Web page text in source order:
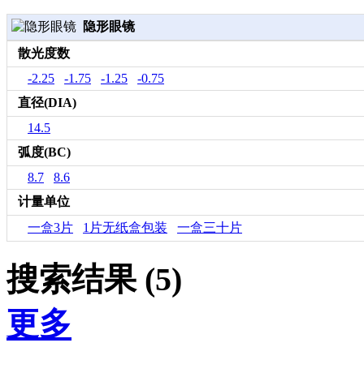
隐形眼镜
散光度数
-2.25
-1.75 -1.25
-0.75
直径(DIA)
14.5
弧度(BC)
8.7
8.6
计量单位
一盒3片
1片无纸盒包装 一盒三十片
搜索结果 (5)
更多